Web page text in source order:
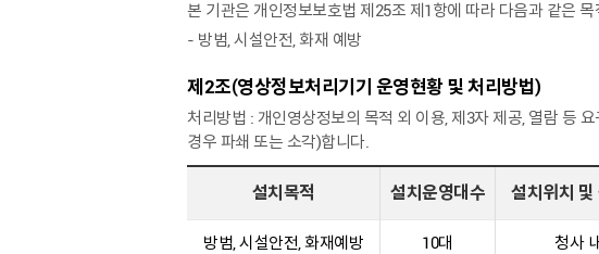
본 기관은 개인정보보호법 제25조 제1항에 따라 다음과 같은
- 방범, 시설안전, 화재 예방
제2조(영상정보처리기기 운영현황 및 처리방법)
처리방법 : 개인영상정보의 목적 외 이용, 제3자 제공, 열람 등
경우 파쇄 또는 소각)합니다.
설치목적 설치운영대수 설치위치 및
방범, 시설안전, 화재예방 10대 청사